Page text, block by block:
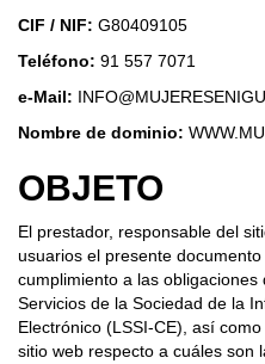
CIF / NIF: G80409105
Teléfono: 91 557 7071
e-Mail:
Nombre de dominio:
OBJETO
El prestador, responsable del
usuarios el presente
cumplimiento a las
Servicios de la Sociedad de la
Electrónico (LSSI-CE), así
sitio web respecto a cuáles son